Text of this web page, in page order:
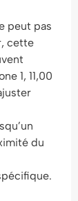
peut pas
cette
1, 11,00
du